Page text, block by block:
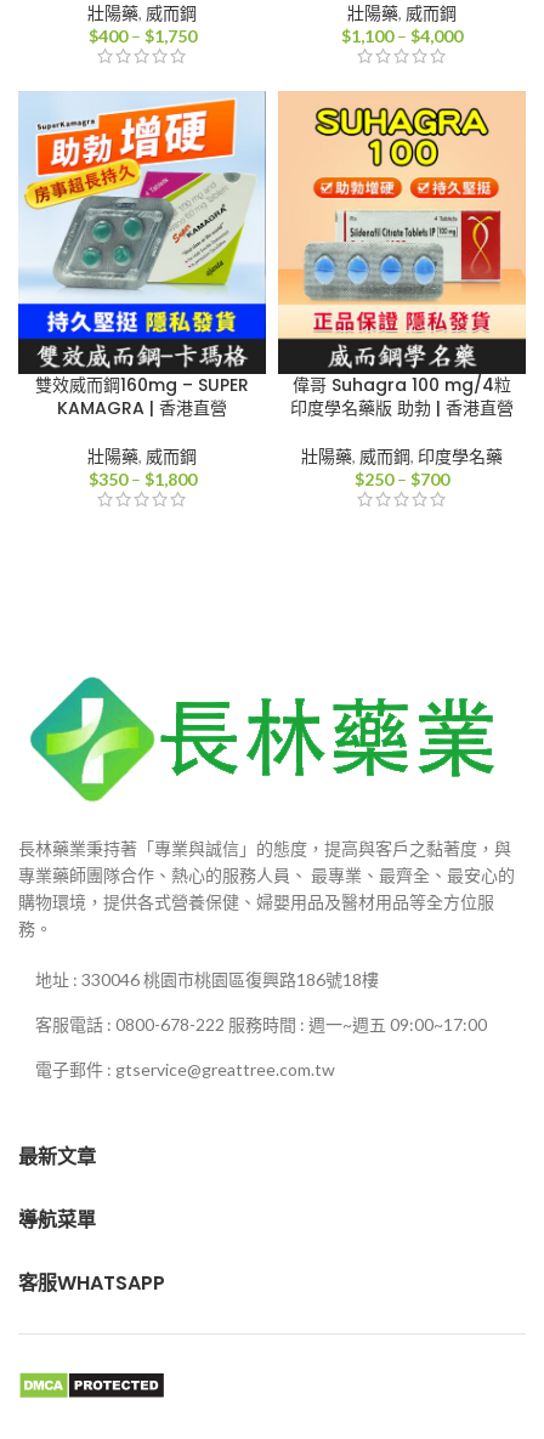
壯陽藥, 威而鋼
$400 – $1,750價
圍：
$400
到
$1,750
壯陽藥, 威而鋼
$1,100 – $4,000價
圍：
$1,100
$4,000
雙效威而鋼160mg – SUPER
KAMAGRA | 香港直營
壯陽藥, 威而鋼
$350 – $1,800價
偉哥 Suhagra 100 mg/4粒
印度學名藥版 助勃 | 香港直營
壯陽藥, 威而鋼, 印度學名藥
$250 – $700價
長林藥業秉持著「專業與誠信」的態度，提高與客戶之黏著度，與
專業藥師團隊合作、熱心的服務人員、 最專業、最齊全、最安心的
購物環境，提供各式營養保健、婦嬰用品及醫材用品等全方位服
務。
地址 : 330046 桃園市桃園區復興路186號18樓
客服電話 : 0800-678-222 服務時間 : 週一~週五 09:00~17:00
電子郵件 : gtservice@greattree.com.tw
最新文章
導航菜單
客服WHATSAPP